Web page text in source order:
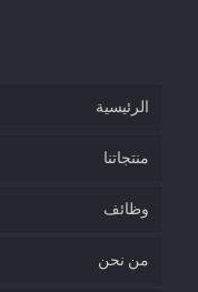
الرئيسية
منتجاتنا
وظائف
من نحن